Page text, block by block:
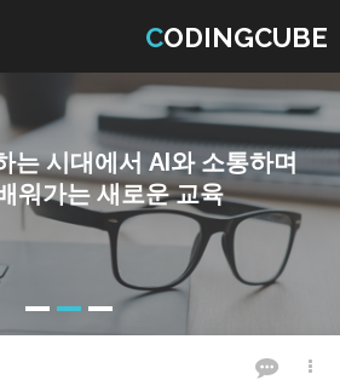
CODINGCUBE
하는 코딩교육 시스템으로
교육이 가능합니다.